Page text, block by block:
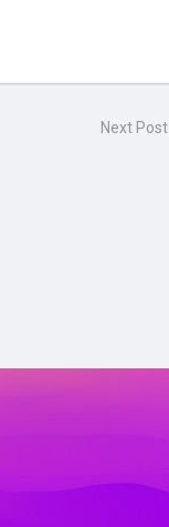
Next Post